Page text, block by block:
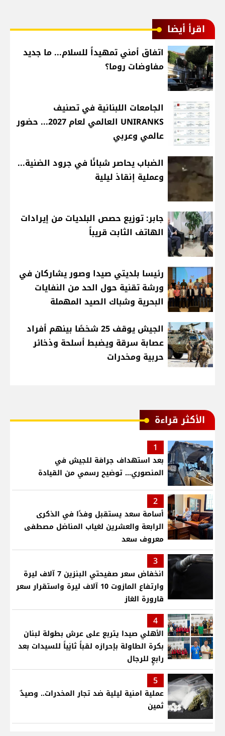
اقرأ أيضا
اتفاق أمني تمهيداً للسلام... ما جديد
مفاوضات روما؟
الجامعات اللبنانية في تصنيف
UNIRANKS العالمي لعام 2027... حضور
عالمي وعربي
الضباب يحاصر شبانًا في جرود الضنية...
وعملية إنقاذ ليلية
جابر: توزيع حصص البلديات من إيرادات
الهاتف الثابت قريباً
رئيسا بلديتي صيدا وصور يشاركان في
ورشة تقنية حول الحد من النفايات
البحرية وشباك الصيد المهملة
الجيش يوقف 25 شخصًا بينهم أفراد
عصابة سرقة ويضبط أسلحة وذخائر
حربية ومخدرات
الأكثر قراءة
1
بعد استهداف جرافة للجيش في
المنصوري... توضيح رسمي من القيادة
2
أسامة سعد يستقبل وفدًا في الذكرى
الرابعة والعشرين لغياب المناضل مصطفى
معروف سعد
3
انخفاض سعر صفيحتي البنزين 7 آلاف ليرة
وارتفاع المازوت 10 آلاف ليرة واستقرار سعر
قارورة الغاز
4
الأهلي صيدا يتربع على عرش بطولة لبنان
بكرة الطاولة بإحرازه لقباً ثانٍياً للسيدات بعد
رابعٍ للرجال
5
عملية امنية ليلية ضد تجار المخدرات.. وصيدٌ
ثمين